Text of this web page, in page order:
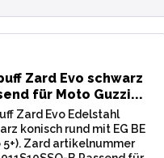
Zard Evo schwarz
für Moto Guzzi...
Zard Evo Edelstahl
konisch rund mit EG BE
5+). Zard artikelnummer